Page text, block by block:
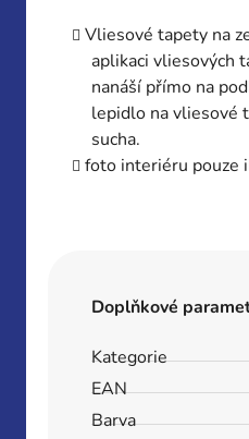
Vliesové tapety na
aplikaci vliesových
nanáší přímo na
lepidlo na vliesové
sucha.
foto interiéru pouze
Doplňkové
Kategorie
EAN
Barva